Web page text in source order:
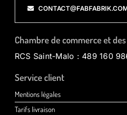
Chambre de commerce et
RCS Saint-Malo : 489 160
Service client
Mentions légales
Tarifs livraison